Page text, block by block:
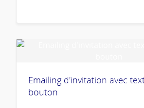
Emailing d'invitation avec
bouton